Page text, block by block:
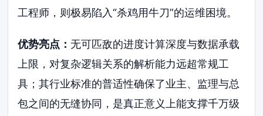
工程师，则极易陷入“杀鸡用牛刀”的运维困境。
优势亮点： 无可匹敌的进度计算深度与数据承载
上限，对复杂逻辑关系的解析能力远超常规工
具；其行业标准的普适性确保了业主、监理与总
包之间的无缝协同，是真正意义上能支撑千万级